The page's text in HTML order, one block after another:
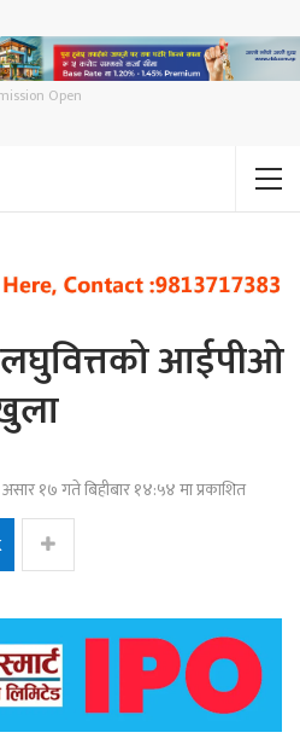
Open
लघुवित्तको आईपीओ
१७ गते बिहीबार १४:५४ मा प्रकाशित